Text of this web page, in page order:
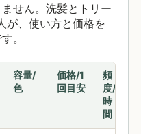
せん。洗髪とトリー
が、使い方と価格を
。
容量/
色
価格/1
回目安
頻
度/
時
間